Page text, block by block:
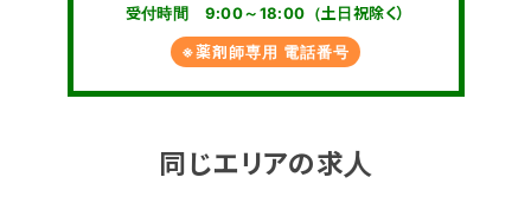
受付時間 9:00～18:00（土日祝除く）
※薬剤師専用 電話番号
同じエリアの求人